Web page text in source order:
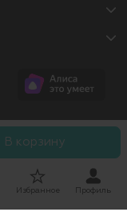
В корзину
Избранное Профиль